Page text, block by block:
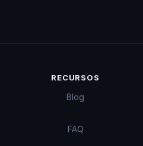
RECURSOS
Blog
FAQ